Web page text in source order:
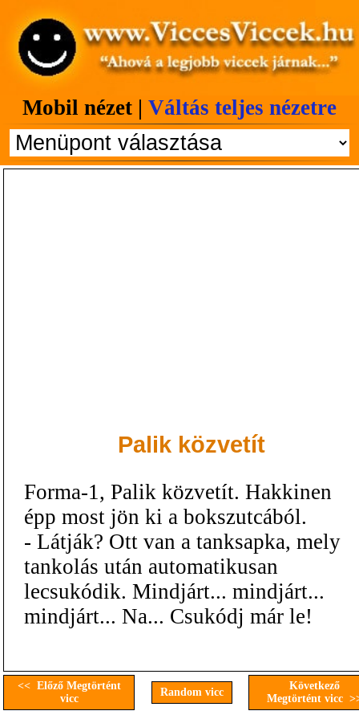
Mobil nézet | Váltás teljes nézetre
Palik közvetít
Forma-1, Palik közvetít. Hakkinen
épp most jön ki a bokszutcából.
- Látják? Ott van a tanksapka, mely
tankolás után automatikusan
lecsukódik. Mindjárt... mindjárt...
mindjárt... Na... Csukódj már le!
<< Előző Megtörtént
vicc
Random vicc
Következő
Megtörtént vicc